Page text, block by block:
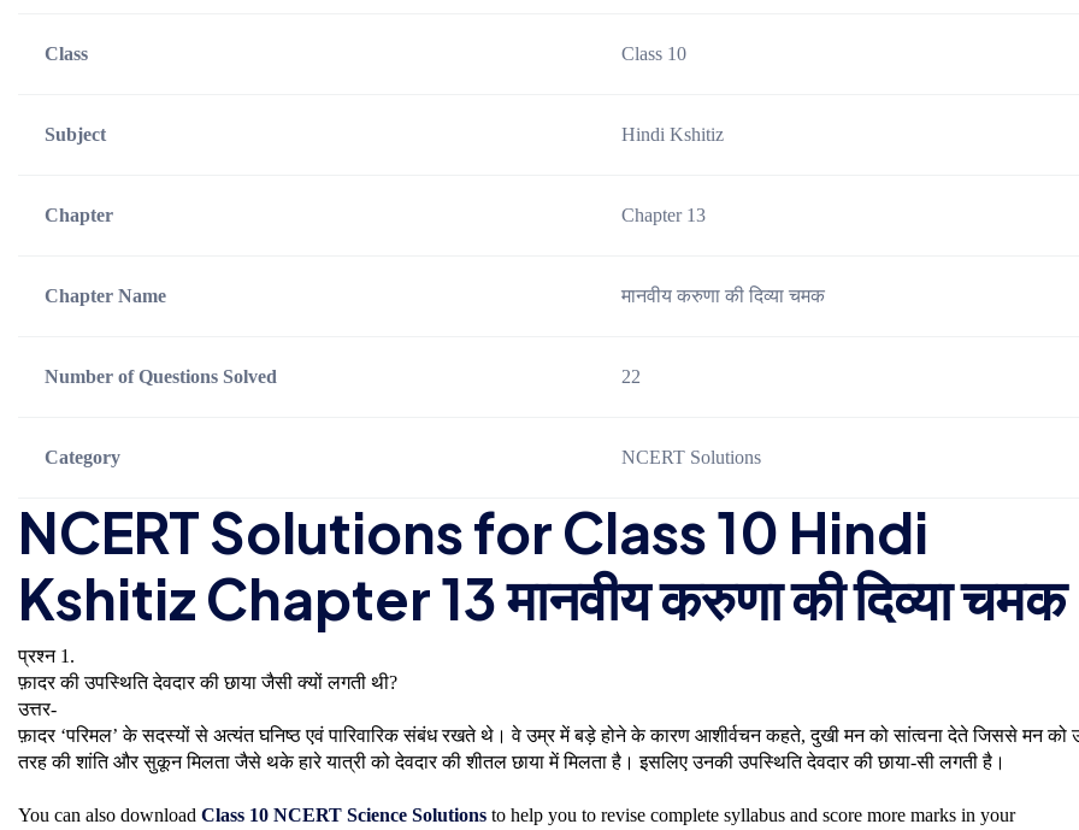
Class Class 10
Subject Hindi Kshitiz
Chapter Chapter 13
Chapter Name मानवीय करुणा की दिव्या चमक
Number of Questions Solved 22
Category NCERT Solutions
NCERT Solutions for Class 10 Hindi
Kshitiz Chapter 13 मानवीय करुणा की दिव्या चमक
प्रश्न 1.
फ़ादर की उपस्थिति देवदार की छाया जैसी क्यों लगती थी?
उत्तर-
फ़ादर ‘परिमल’ के सदस्यों से अत्यंत घनिष्ठ एवं पारिवारिक संबंध रखते थे। वे उम्र में बड़े होने के कारण आशीर्वचन कहते, दुखी मन को सांत्वना देते जिससे मन को
तरह की शांति और सुकून मिलता जैसे थके हारे यात्री को देवदार की शीतल छाया में मिलता है। इसलिए उनकी उपस्थिति देवदार की छाया-सी लगती है।
You can also download Class 10 NCERT Science Solutions to help you to revise complete syllabus and score more marks in your